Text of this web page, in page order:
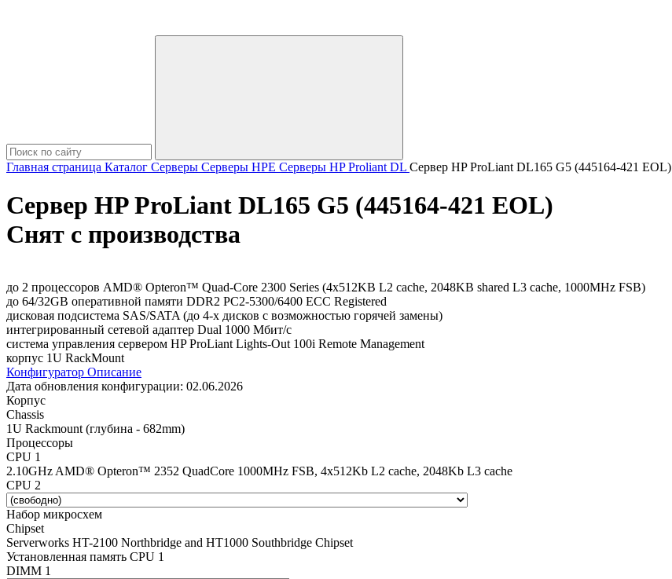
Главная страница Каталог Серверы Серверы HPE Серверы HP Proliant DL Сервер HP ProLiant DL165 G5 (445164-421 EOL)
Сервер HP ProLiant DL165 G5 (445164-421 EOL)
Снят с производства
до 2 процессоров AMD® Opteron™ Quad-Core 2300 Series (4x512KB L2 cache, 2048KB shared L3 cache, 1000MHz FSB)
до 64/32GB оперативной памяти DDR2 PC2-5300/6400 ECC Registered
дисковая подсистема SAS/SATA (до 4-х дисков с возможностью горячей замены)
интегрированный сетевой адаптер Dual 1000 Мбит/с
система управления сервером HP ProLiant Lights-Out 100i Remote Management
корпус 1U RackMount
Конфигуратор Описание
Дата обновления конфигурации: 02.06.2026
Корпус
Chassis
1U Rackmount (глубина - 682mm)
Процессоры
CPU 1
2.10GHz AMD® Opteron™ 2352 QuadCore 1000MHz FSB, 4x512Kb L2 cache, 2048Kb L3 cache
CPU 2
Набор микросхем
Chipset
Serverworks HT-2100 Northbridge and HT1000 Southbridge Chipset
Установленная память CPU 1
DIMM 1